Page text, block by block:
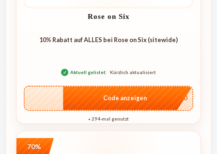
Rose on Six
10% Rabatt auf ALLES bei Rose on Six (sitewide)
✓ Aktuell gelistet Kürzlich aktualisiert
…4U10
Code anzeigen
● 294-mal genutzt
70%